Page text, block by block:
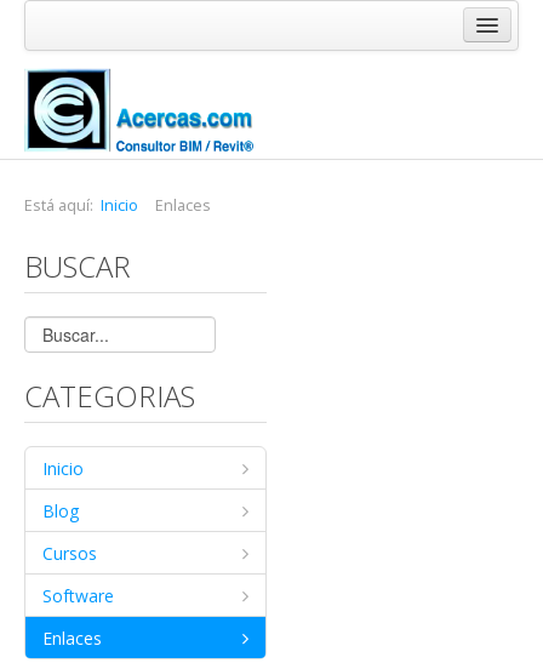
Inicio
Blog
Cursos
Software
Acercas
Está aquí: Inicio Enlaces
BUSCAR
CATEGORIAS
Inicio
Blog
Cursos
Software
Enlaces